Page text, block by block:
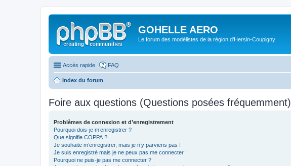
GOHELLE AERO
Le forum des modélistes de la région d'Hersin-Coupigny
Accès rapide FAQ
Index du forum
Foire aux questions (Questions posées fréquemment)
Problèmes de connexion et d’enregistrement
Pourquoi dois-je m’enregistrer ?
Que signifie COPPA ?
Je souhaite m’enregistrer, mais je n’y parviens pas !
Je suis enregistré mais je ne peux pas me connecter !
Pourquoi ne puis-je pas me connecter ?